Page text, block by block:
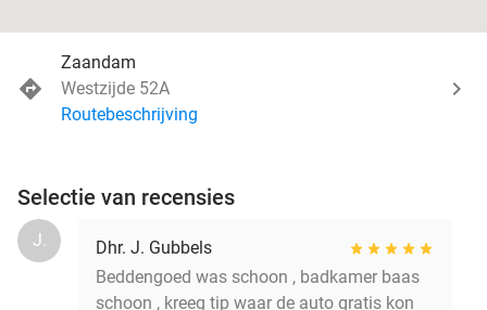
Zaandam
Westzijde 52A
Routebeschrijving
Selectie van recensies
J.
Dhr. J. Gubbels
Beddengoed was schoon , badkamer baas
schoon , kreeg tip waar de auto gratis kon